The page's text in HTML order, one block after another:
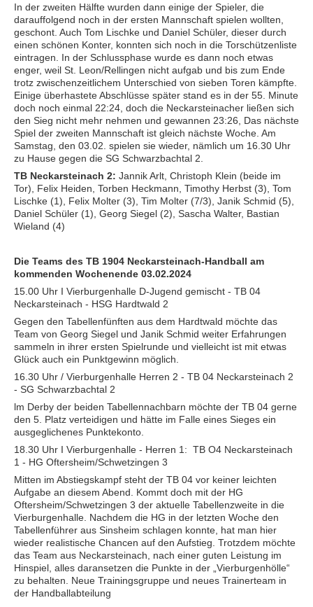
In der zweiten Hälfte wurden dann einige der Spieler, die
darauffolgend noch in der ersten Mannschaft spielen wollten,
geschont. Auch Tom Lischke und Daniel Schüler, dieser durch
einen schönen Konter, konnten sich noch in die Torschützenliste
eintragen. In der Schlussphase wurde es dann noch etwas
enger, weil St. Leon/Rellingen nicht aufgab und bis zum Ende
trotz zwischenzeitlichem Unterschied von sieben Toren kämpfte.
Einige überhastete Abschlüsse später stand es in der 55. Minute
doch noch einmal 22:24, doch die Neckarsteinacher ließen sich
den Sieg nicht mehr nehmen und gewannen 23:26, Das nächste
Spiel der zweiten Mannschaft ist gleich nächste Woche. Am
Samstag, den 03.02. spielen sie wieder, nämlich um 16.30 Uhr
zu Hause gegen die SG Schwarzbachtal 2.
TB Neckarsteinach 2: Jannik Arlt, Christoph Klein (beide im
Tor), Felix Heiden, Torben Heckmann, Timothy Herbst (3), Tom
Lischke (1), Felix Molter (3), Tim Molter (7/3), Janik Schmid (5),
Daniel Schüler (1), Georg Siegel (2), Sascha Walter, Bastian
Wieland (4)
Die Teams des TB 1904 Neckarsteinach-Handball am
kommenden Wochenende 03.02.2024
15.00 Uhr I Vierburgenhalle D-Jugend gemischt - TB 04
Neckarsteinach - HSG Hardtwald 2
Gegen den Tabellenfünften aus dem Hardtwald möchte das
Team von Georg Siegel und Janik Schmid weiter Erfahrungen
sammeln in ihrer ersten Spielrunde und vielleicht ist mit etwas
Glück auch ein Punktgewinn möglich.
16.30 Uhr / Vierburgenhalle Herren 2 - TB 04 Neckarsteinach 2
- SG Schwarzbachtal 2
lm Derby der beiden Tabellennachbarn möchte der TB 04 gerne
den 5. Platz verteidigen und hätte im Falle eines Sieges ein
ausgeglichenes Punktekonto.
18.30 Uhr I Vierburgenhalle - Herren 1: TB O4 Neckarsteinach
1 - HG Oftersheim/Schwetzingen 3
Mitten im Abstiegskampf steht der TB 04 vor keiner leichten
Aufgabe an diesem Abend. Kommt doch mit der HG
Oftersheim/Schwetzingen 3 der aktuelle Tabellenzweite in die
Vierburgenhalle. Nachdem die HG in der letzten Woche den
Tabellenführer aus Sinsheim schlagen konnte, hat man hier
wieder realistische Chancen auf den Aufstieg. Trotzdem möchte
das Team aus Neckarsteinach, nach einer guten Leistung im
Hinspiel, alles daransetzen die Punkte in der „Vierburgenhölle“
zu behalten. Neue Trainingsgruppe und neues Trainerteam in
der Handballabteilung